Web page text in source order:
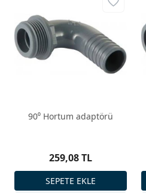
90⁰ Hortum adaptörü
259,08 TL